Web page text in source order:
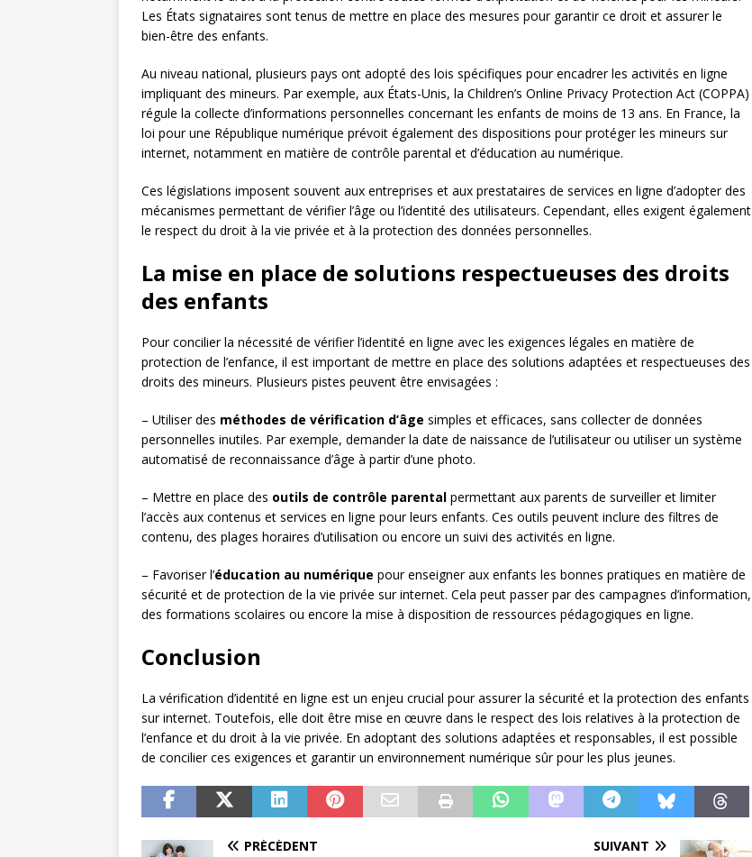
Les États signataires sont tenus de mettre en place des mesures pour garantir ce droit et assurer le
bien-être des enfants.
Au niveau national, plusieurs pays ont adopté des lois spécifiques pour encadrer les activités en ligne
impliquant des mineurs. Par exemple, aux États-Unis, la Children’s Online Privacy Protection Act (COPPA)
régule la collecte d’informations personnelles concernant les enfants de moins de 13 ans. En France, la
loi pour une République numérique prévoit également des dispositions pour protéger les mineurs sur
internet, notamment en matière de contrôle parental et d’éducation au numérique.
Ces législations imposent souvent aux entreprises et aux prestataires de services en ligne d’adopter des
mécanismes permettant de vérifier l’âge ou l’identité des utilisateurs. Cependant, elles exigent également
le respect du droit à la vie privée et à la protection des données personnelles.
La mise en place de solutions respectueuses des droits
des enfants
Pour concilier la nécessité de vérifier l’identité en ligne avec les exigences légales en matière de
protection de l’enfance, il est important de mettre en place des solutions adaptées et respectueuses des
droits des mineurs. Plusieurs pistes peuvent être envisagées :
– Utiliser des méthodes de vérification d’âge simples et efficaces, sans collecter de données
personnelles inutiles. Par exemple, demander la date de naissance de l’utilisateur ou utiliser un système
automatisé de reconnaissance d’âge à partir d’une photo.
– Mettre en place des outils de contrôle parental permettant aux parents de surveiller et limiter
l’accès aux contenus et services en ligne pour leurs enfants. Ces outils peuvent inclure des filtres de
contenu, des plages horaires d’utilisation ou encore un suivi des activités en ligne.
– Favoriser l’éducation au numérique pour enseigner aux enfants les bonnes pratiques en matière de
sécurité et de protection de la vie privée sur internet. Cela peut passer par des campagnes d’information,
des formations scolaires ou encore la mise à disposition de ressources pédagogiques en ligne.
Conclusion
La vérification d’identité en ligne est un enjeu crucial pour assurer la sécurité et la protection des enfants
sur internet. Toutefois, elle doit être mise en œuvre dans le respect des lois relatives à la protection de
l’enfance et du droit à la vie privée. En adoptant des solutions adaptées et responsables, il est possible
de concilier ces exigences et garantir un environnement numérique sûr pour les plus jeunes.
PRÉCÉDENT SUIVANT